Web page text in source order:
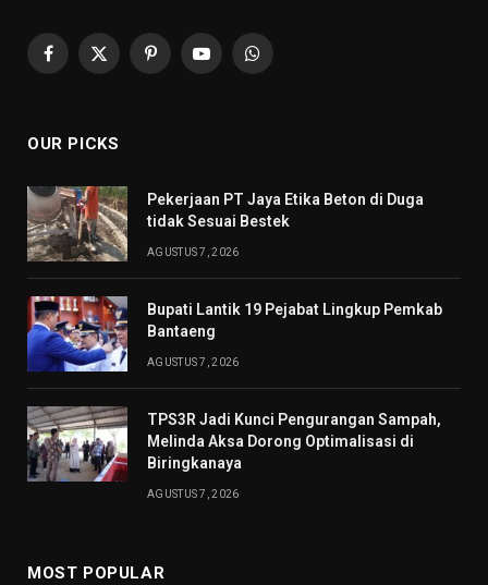
Facebook
X
PinterestYouTubeWhatsApp
OUR PICKS
Pekerjaan PT Jaya Etika Beton di Duga
tidak Sesuai Bestek
AGUSTUS 7, 2026
Bupati Lantik 19 Pejabat Lingkup Pemkab
Bantaeng
AGUSTUS 7, 2026
TPS3R Jadi Kunci Pengurangan Sampah,
Melinda Aksa Dorong Optimalisasi di
Biringkanaya
AGUSTUS 7, 2026
MOST POPULAR